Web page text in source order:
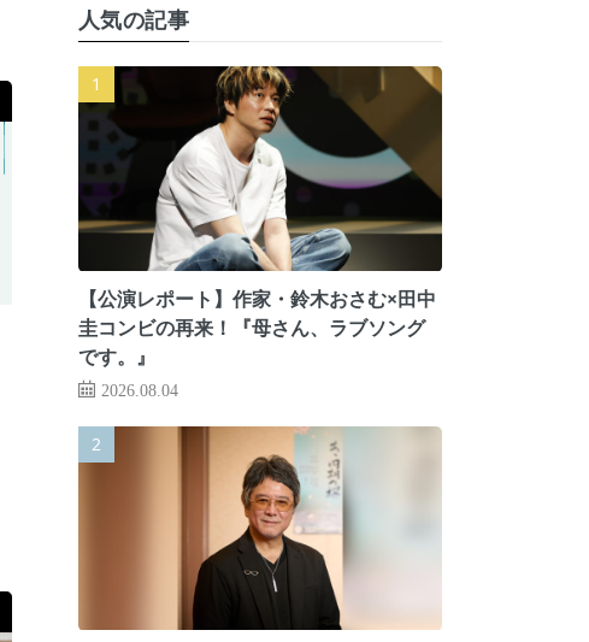
人気の記事
【公演レポート】作家・鈴木おさむ×田中
圭コンビの再来！『母さん、ラブソング
です。』
2026.08.04